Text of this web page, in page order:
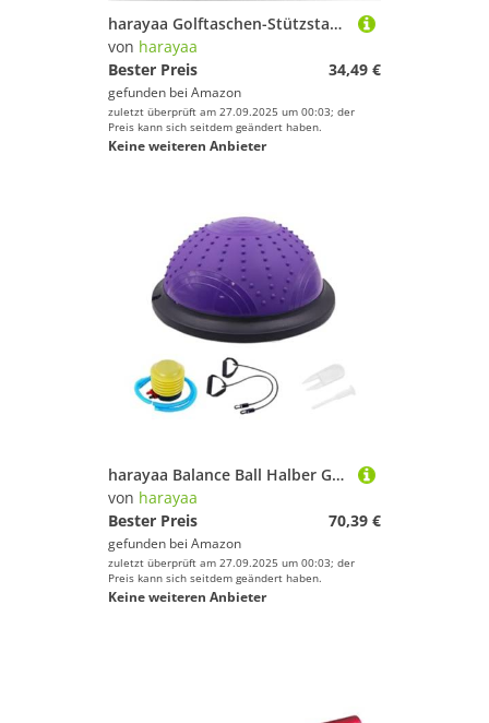
harayaa Golftaschen-Stützstange Golf-Reisetaschen-Stützsystem Transportschutz zum Schutz des Schlägerzubehörs, Schwarz Orange
von harayaa
Bester Preis
34,49 €
gefunden bei Amazon
zuletzt überprüft am 27.09.2025 um 00:03; der
Preis kann sich seitdem geändert haben.
Keine weiteren Anbieter
harayaa Balance Ball Halber Gymnastikball Fitness mit Widerstandsbändern und Pumpe, Gleichgewichtstraining, für Ganzkörpertraining Sport, Lila
von harayaa
Bester Preis
70,39 €
gefunden bei Amazon
zuletzt überprüft am 27.09.2025 um 00:03; der
Preis kann sich seitdem geändert haben.
Keine weiteren Anbieter